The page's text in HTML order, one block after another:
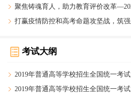
聚焦铸魂育人，助力教育评价改革
打赢疫情防控和高考命题攻坚战，筑强
考试大纲
2019年普通高等学校招生全国统一考试
2019年普通高等学校招生全国统一考试